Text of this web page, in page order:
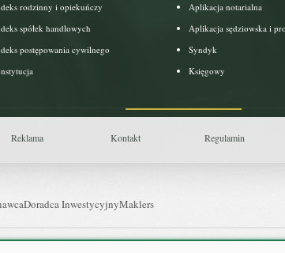
rodzinny i opiekuńczy
spółek handlowych
postępowania cywilnego
Aplikacja notarialna
Aplikacja sędziowska i
Syndyk
Księgowy
Reklama Kontakt Regulamin
Doradca InwestycyjnyMaklers